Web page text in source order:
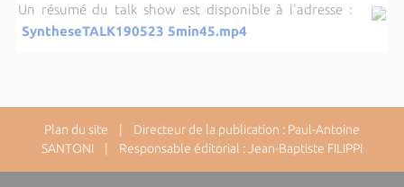
Un résumé du talk show est disponible à l'adresse :
SyntheseTALK190523 5min45.mp4
Plan du site | Directeur de la publication : Paul-Antoine
SANTONI | Responsable éditorial : Jean-Baptiste FILIPPI